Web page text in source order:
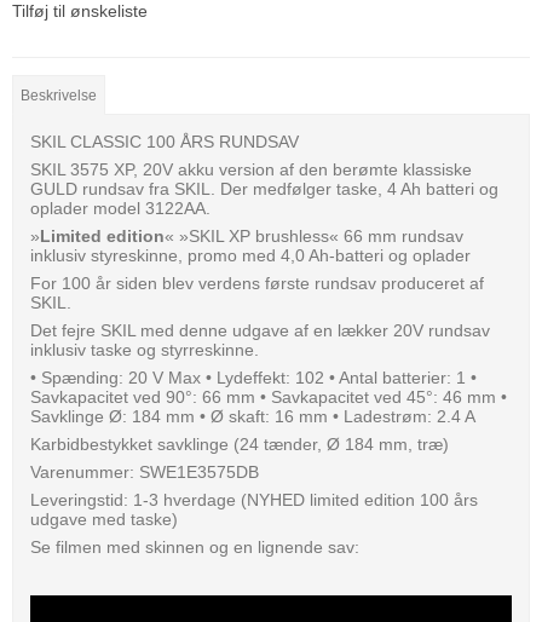
Tilføj til ønskeliste
Beskrivelse
SKIL CLASSIC 100 ÅRS RUNDSAV
SKIL 3575 XP, 20V akku version af den berømte klassiske
GULD rundsav fra SKIL. Der medfølger taske, 4 Ah batteri og
oplader model 3122AA.
»Limited edition« »SKIL XP brushless« 66 mm rundsav
inklusiv styreskinne, promo med 4,0 Ah-batteri og oplader
For 100 år siden blev verdens første rundsav produceret af
SKIL.
Det fejre SKIL med denne udgave af en lækker 20V rundsav
inklusiv taske og styrreskinne.
• Spænding: 20 V Max • Lydeffekt: 102 • Antal batterier: 1 •
Savkapacitet ved 90°: 66 mm • Savkapacitet ved 45°: 46 mm •
Savklinge Ø: 184 mm • Ø skaft: 16 mm • Ladestrøm: 2.4 A
Karbidbestykket savklinge (24 tænder, Ø 184 mm, træ)
Varenummer: SWE1E3575DB
Leveringstid: 1-3 hverdage (NYHED limited edition 100 års
udgave med taske)
Se filmen med skinnen og en lignende sav: